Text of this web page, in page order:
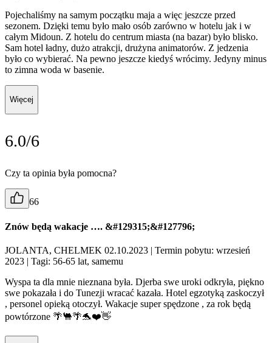
Pojechaliśmy na samym początku maja a więc jeszcze przed
sezonem. Dzięki temu było mało osób zarówno w hotelu jak i w
całym Midoun. Z hotelu do centrum miasta (na bazar) było blisko.
Sam hotel ładny, dużo atrakcji, drużyna animatorów. Z jedzenia
było co wybierać. Na pewno jeszcze kiedyś wrócimy. Jedyny minus
to zimna woda w basenie.
Więcej
6.0/6
Czy ta opinia była pomocna?
66
Znów będą wakacje …. &#129315;&#127796;
JOLANTA, CHELMEK 02.10.2023 | Termin pobytu: wrzesień
2023 | Tagi: 56-65 lat, samemu
Wyspa ta dla mnie nieznana była. Djerba swe uroki odkryła, piękno
swe pokazała i do Tunezji wracać kazała. Hotel egzotyką zaskoczył
, personel opieką otoczył. Wakacje super spędzone , za rok będą
powtórzone 🌴🐫🌴🐬❤️👋